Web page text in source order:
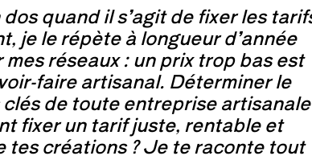
quand il s’agit de fixer les
je le répète à longueur d’année
réseaux : un prix trop bas est
faire artisanal. Déterminer le
de toute entreprise artisanale
fixer un tarif juste, rentable et
tes créations ? Je te raconte tout